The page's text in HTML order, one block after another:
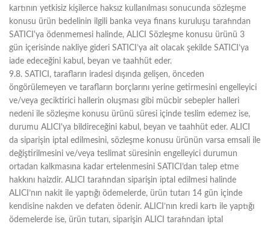
kartının yetkisiz kişilerce haksız kullanılması sonucunda sözleşme
konusu ürün bedelinin ilgili banka veya finans kuruluşu tarafından
SATICI'ya ödenmemesi halinde, ALICI Sözleşme konusu ürünü 3
gün içerisinde nakliye gideri SATICI’ya ait olacak şekilde SATICI’ya
iade edeceğini kabul, beyan ve taahhüt eder.
9.8. SATICI, tarafların iradesi dışında gelişen, önceden
öngörülemeyen ve tarafların borçlarını yerine getirmesini engelleyici
ve/veya geciktirici hallerin oluşması gibi mücbir sebepler halleri
nedeni ile sözleşme konusu ürünü süresi içinde teslim edemez ise,
durumu ALICI'ya bildireceğini kabul, beyan ve taahhüt eder. ALICI
da siparişin iptal edilmesini, sözleşme konusu ürünün varsa emsali ile
değiştirilmesini ve/veya teslimat süresinin engelleyici durumun
ortadan kalkmasına kadar ertelenmesini SATICI’dan talep etme
hakkını haizdir. ALICI tarafından siparişin iptal edilmesi halinde
ALICI’nın nakit ile yaptığı ödemelerde, ürün tutarı 14 gün içinde
kendisine nakden ve defaten ödenir. ALICI’nın kredi kartı ile yaptığı
ödemelerde ise, ürün tutarı, siparişin ALICI tarafından iptal